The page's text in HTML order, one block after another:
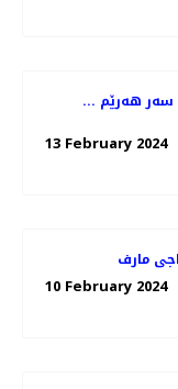
سەر هەرێم ...
13 February 2024
مارف
10 February 2024